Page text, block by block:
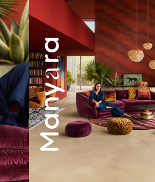
Manyara. Inspiriert von der
55 2